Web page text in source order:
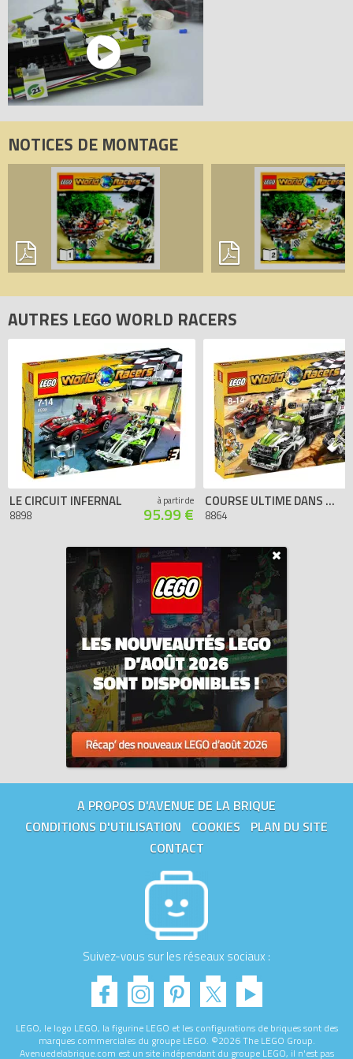
NOTICES DE MONTAGE
AUTRES LEGO WORLD RACERS
LE CIRCUIT INFERNAL
8898
à partir de
95.99 €
COURSE ULTIME DANS LE DÉSERT
8864
A PROPOS D'AVENUE DE LA BRIQUE
CONDITIONS D'UTILISATION
COOKIES
PLAN DU SITE
CONTACT
Suivez-vous sur les réseaux sociaux :
LEGO, le logo LEGO, la figurine LEGO et les configurations de briques sont des
marques commerciales du groupe LEGO. ©2026 The LEGO Group.
Avenuedelabrique.com est un site indépendant du groupe LEGO, il n'est pas